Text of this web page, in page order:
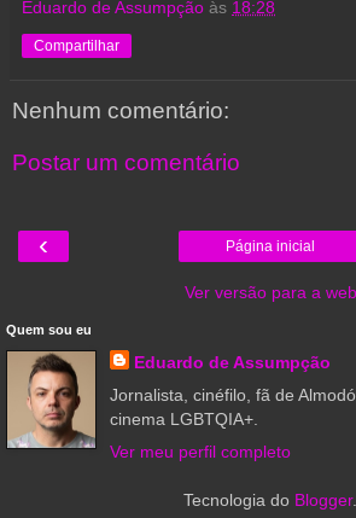
Eduardo de Assumpção às 18:28
Compartilhar
Nenhum comentário:
Postar um comentário
‹ Página inicial
Ver versão para a web
Quem sou eu
Eduardo de Assumpção
Jornalista, cinéfilo, fã de
cinema LGBTQIA+.
Ver meu perfil completo
Tecnologia do Blogger.